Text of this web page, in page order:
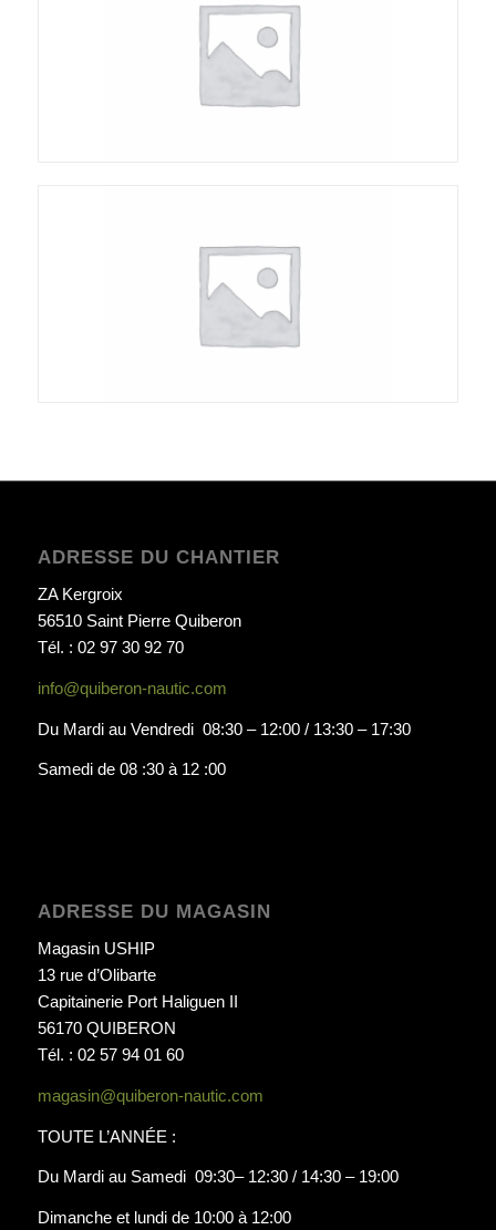
ADRESSE DU CHANTIER
ZA Kergroix
56510 Saint Pierre Quiberon
Tél. : 02 97 30 92 70
info@quiberon-nautic.com
Du Mardi au Vendredi 08:30 – 12:00 / 13:30 – 17:30
Samedi de 08 :30 à 12 :00
ADRESSE DU MAGASIN
Magasin USHIP
13 rue d’Olibarte
Capitainerie Port Haliguen II
56170 QUIBERON
Tél. : 02 57 94 01 60
magasin@quiberon-nautic.com
TOUTE L’ANNÉE :
Du Mardi au Samedi 09:30– 12:30 / 14:30 – 19:00
Dimanche et lundi de 10:00 à 12:00